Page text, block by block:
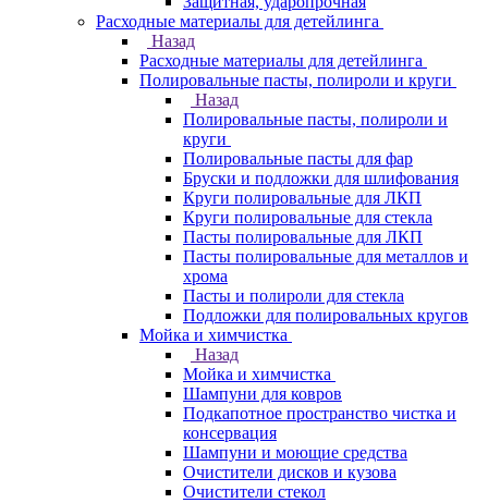
Расходные материалы для детейлинга
Назад
Расходные материалы для детейлинга
Полировальные пасты, полироли и круги
Назад
Полировальные пасты, полироли и
круги
Полировальные пасты для фар
Бруски и подложки для шлифования
Круги полировальные для ЛКП
Круги полировальные для стекла
Пасты полировальные для ЛКП
Пасты полировальные для металлов и
хрома
Пасты и полироли для стекла
Подложки для полировальных кругов
Мойка и химчистка
Назад
Мойка и химчистка
Шампуни для ковров
Подкапотное пространство чистка и
консервация
Шампуни и моющие средства
Очистители дисков и кузова
Очистители стекол